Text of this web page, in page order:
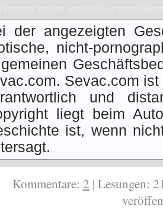
der angezeigten
nicht-
Sevac.com
und
liegt beim
ist, wenn
Kommentare: 2 | Lesungen: